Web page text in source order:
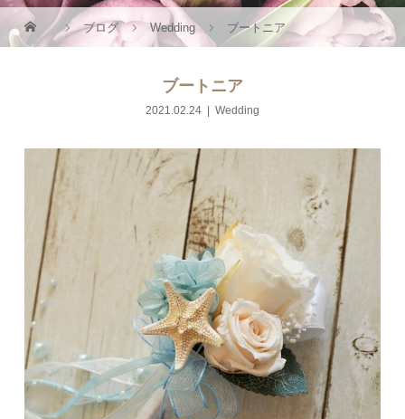
ブログ Wedding ブートニア
ブートニア
2021.02.24 Wedding